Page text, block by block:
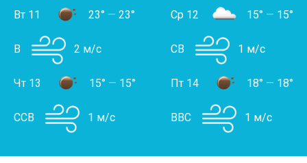
Вт 11 23° — 23°
В 2 м/с
Ср 12 15° — 15°
СВ 1 м/с
Чт 13 15° — 15°
ССВ 1 м/с
Пт 14 18° — 18°
ВВС 1 м/с